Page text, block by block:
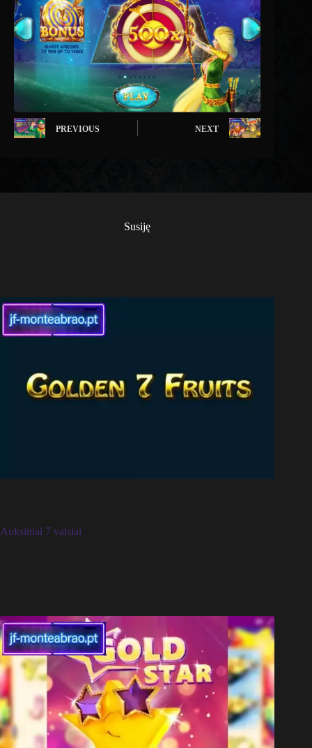
PREVIOUS NEXT
Susiję
Auksiniai 7 vaisiai